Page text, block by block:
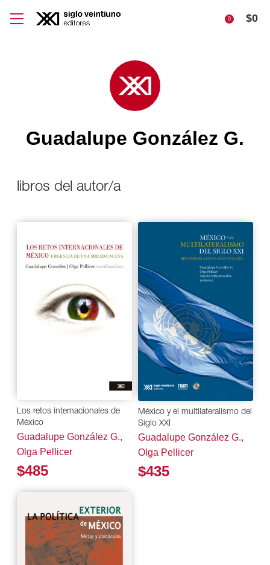
0 $0
Guadalupe González G.
libros del autor/a
Los retos internacionales de
México
Guadalupe González G.,
Olga Pellicer
$485
México y el multilateralismo del
Siglo XXI
Guadalupe González G.,
Olga Pellicer
$435